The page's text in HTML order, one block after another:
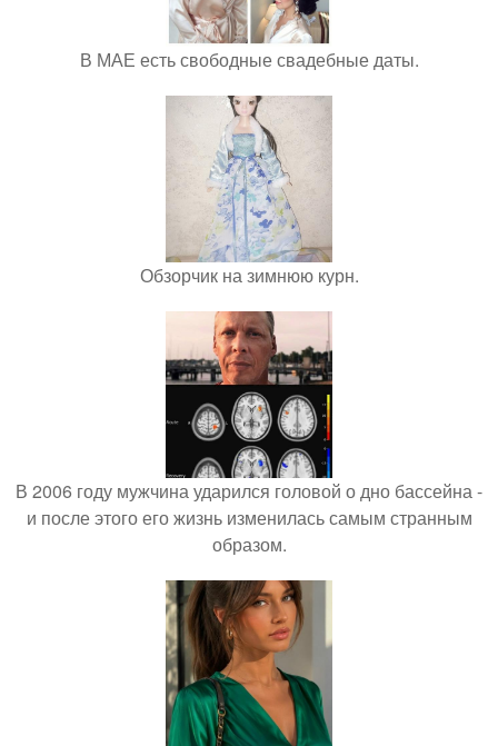
В МАЕ есть свободные свадебные даты.
Обзорчик на зимнюю курн.
В 2006 году мужчина ударился головой о дно бассейна -
и после этого его жизнь изменилась самым странным
образом.